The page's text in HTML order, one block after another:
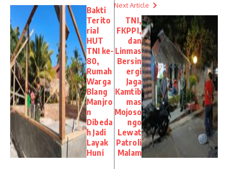
Bakti
Terito
rial
HUT
TNI ke-
80,
Rumah
Warga
Blang
Manjro
n
Dibeda
h Jadi
Layak
Huni
Next Article
TNI,
FKPPI,
dan
Linmas
Bersin
ergi
Jaga
Kamtib
mas
Mojoso
ngo
Lewat
Patroli
Malam